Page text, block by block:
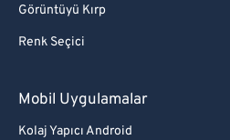
Görüntüyü Kırp
Renk Seçici
Mobil Uygulamalar
Kolaj Yapıcı Android